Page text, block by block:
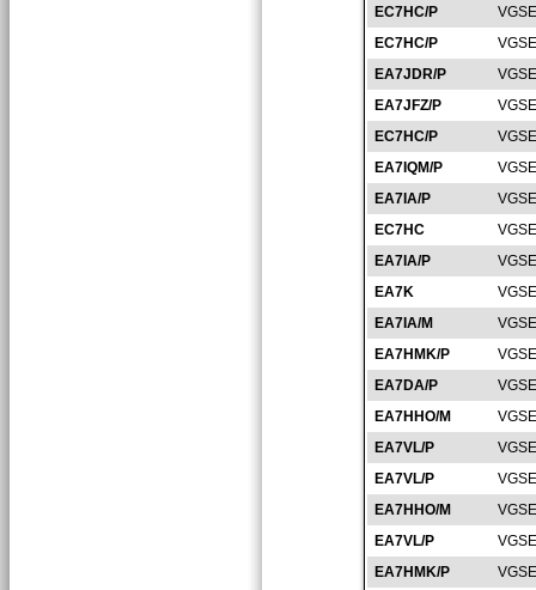
EC7HC/P
EC7HC/P
EA7JDR/P
EA7JFZ/P
EC7HC/P
EA7IQM/P
EA7IA/P
EC7HC
EA7IA/P
EA7K
EA7IA/M
EA7HMK/P
EA7DA/P
EA7HHO/M
EA7VL/P
EA7VL/P
EA7HHO/M
EA7VL/P
EA7HMK/P